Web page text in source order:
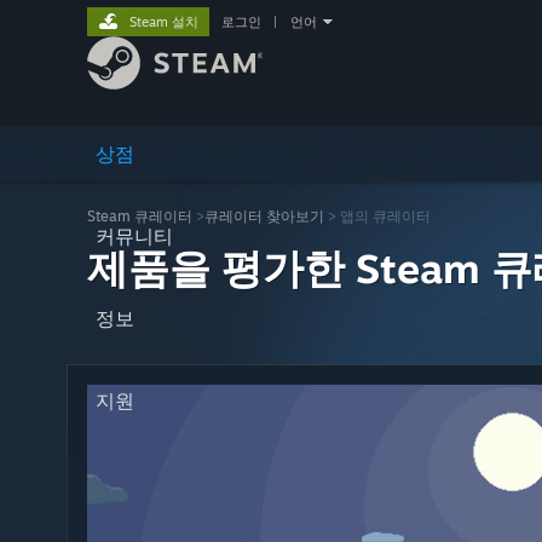
상점
커뮤니티
정보
지원
Steam 설치 로그인 언어
Steam 큐레이터 >큐레이터 찾아보기 > 앱의 큐레이터
제품을 평가한 Steam